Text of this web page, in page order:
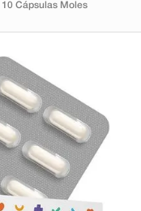
10 Cápsulas Moles